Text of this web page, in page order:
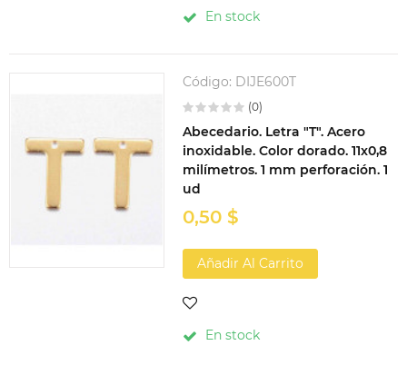
En stock
Código: DIJE600T
(0)
Abecedario. Letra "T". Acero
inoxidable. Color dorado. 11x0,8
milímetros. 1 mm perforación. 1
ud
0,50 $
Añadir Al Carrito
En stock